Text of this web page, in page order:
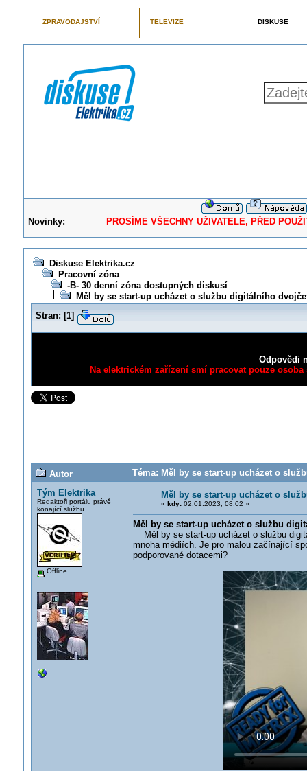
ZPRAVODAJSTVÍ TELEVIZE DISKUSE
Novinky: PROSÍME VŠECHNY UŽIVATELE, PŘED
Diskuse Elektrika.cz
Pracovní zóna
-B- 30 denní zóna dostupných diskusí
Měl by se start-up ucházet o službu digitálního
Stran: [1]
Odpovědi
Na elektrickém zařízení smí pracovat pouze
Autor
Téma: Měl by se start-up ucházet o
Tým Elektrika
Redaktoři portálu právě
konající službu
Offline
Měl by se start-up ucházet o
« kdy:02.01.2023, 08:02 »
Měl by se start-up ucházet o službu
Měl by se start-up ucházet o službu
mnoha médiích. Je pro malou začínající
podporované dotacemi?